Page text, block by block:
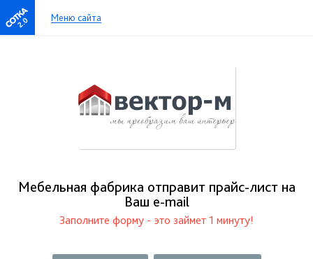
2.0 Меню сайта
Мебельная фабрика отправит прайс-лист на
Ваш е-mail
Заполните форму - это займет 1 минуту!